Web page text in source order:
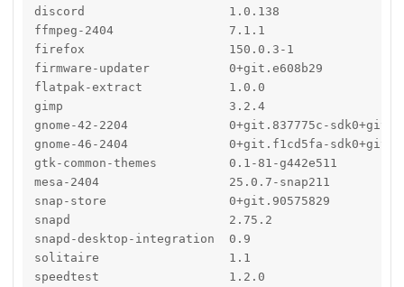
discord                    1.0.138
ffmpeg-2404                7.1.1
firefox                    150.0.3-1
firmware-updater           0+git.e608b29
flatpak-extract            1.0.0
gimp                       3.2.4
gnome-42-2204              0+git.837775c-
gnome-46-2404              0+git.f1cd5fa-
gtk-common-themes          0.1-81-g442e511
mesa-2404                  25.0.7-snap211
snap-store                 0+git.90575829
snapd                      2.75.2
snapd-desktop-integration  0.9
solitaire                  1.1
speedtest                  1.2.0